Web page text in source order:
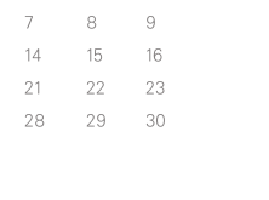
7 8
9
14 15
16
21 22
23
28 29
30